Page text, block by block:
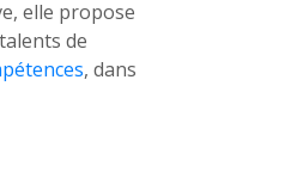
elle propose
de
, dans